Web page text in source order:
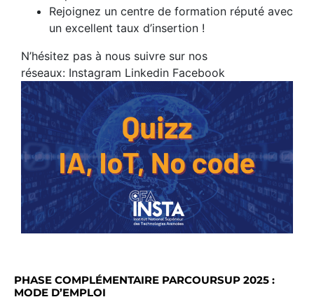
Rejoignez un centre de formation réputé avec
un excellent taux d’insertion !
N’hésitez pas à nous suivre sur nos
réseaux: Instagram Linkedin Facebook
PHASE COMPLÉMENTAIRE PARCOURSUP 2025 :
MODE D’EMPLOI